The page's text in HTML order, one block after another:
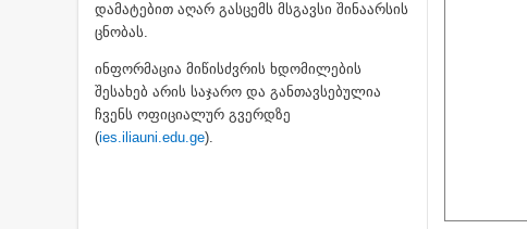
დამატებით აღარ გასცემს მსგავსი შინაარსის
ცნობას.
ინფორმაცია მიწისძვრის ხდომილების
შესახებ არის საჯარო და განთავსებულია
ჩვენს ოფიციალურ გვერდზე
(ies.iliauni.edu.ge).